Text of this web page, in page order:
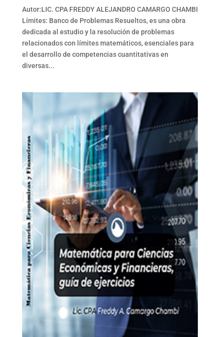
Autor:LIC. CPA FREDDY ALEJANDRO CAMARGO CHAMBI
Límites: Banco de Problemas Resueltos, es una obra
dedicada al estudio y la resolución de problemas
relacionados con límites matemáticos, esenciales para
el desarrollo de competencias cuantitativas en
diversas...